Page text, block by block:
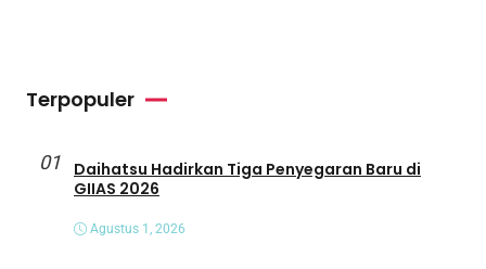
Terpopuler
01
Daihatsu Hadirkan Tiga Penyegaran Baru di
GIIAS 2026
Agustus 1, 2026